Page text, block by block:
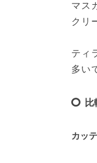
マス
クリ
ティ
多い
カッ